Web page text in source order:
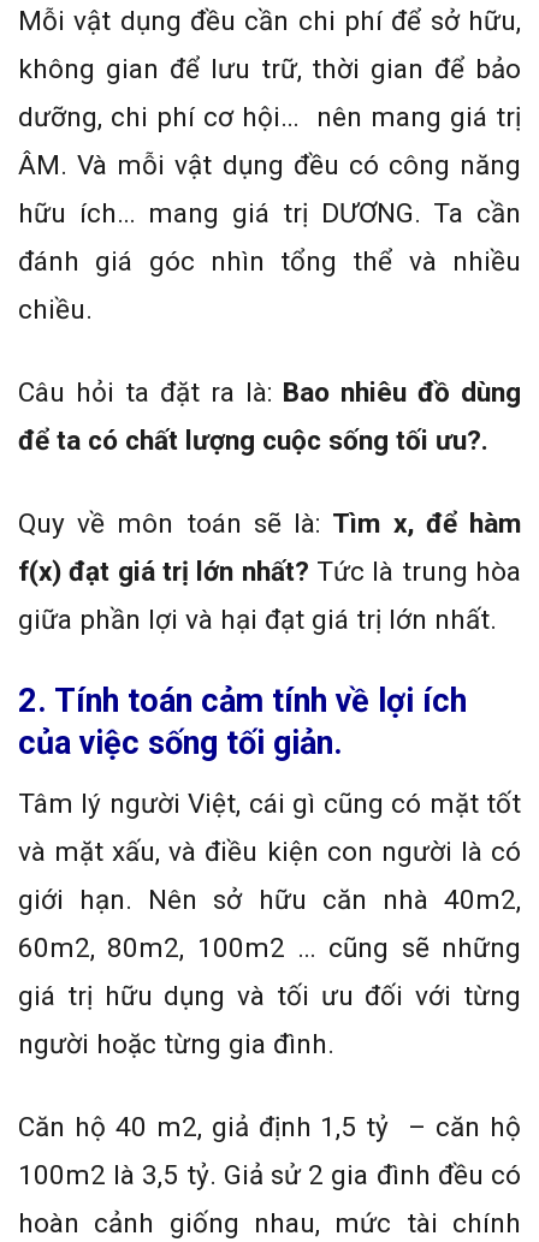
Mỗi vật dụng đều cần chi phí để sở hữu,
không gian để lưu trữ, thời gian để bảo
dưỡng, chi phí cơ hội… nên mang giá trị
ÂM. Và mỗi vật dụng đều có công năng
hữu ích… mang giá trị DƯƠNG. Ta cần
đánh giá góc nhìn tổng thể và nhiều
chiều.
Câu hỏi ta đặt ra là: Bao nhiêu đồ dùng
để ta có chất lượng cuộc sống tối ưu?.
Quy về môn toán sẽ là: Tìm x, để hàm
f(x) đạt giá trị lớn nhất? Tức là trung hòa
giữa phần lợi và hại đạt giá trị lớn nhất.
2. Tính toán cảm tính về lợi ích
của việc sống tối giản.
Tâm lý người Việt, cái gì cũng có mặt tốt
và mặt xấu, và điều kiện con người là có
giới hạn. Nên sở hữu căn nhà 40m2,
60m2, 80m2, 100m2 … cũng sẽ những
giá trị hữu dụng và tối ưu đối với từng
người hoặc từng gia đình.
Căn hộ 40 m2, giả định 1,5 tỷ – căn hộ
100m2 là 3,5 tỷ. Giả sử 2 gia đình đều có
hoàn cảnh giống nhau, mức tài chính